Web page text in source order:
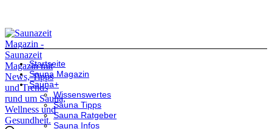
Startseite
Sauna Magazin
Sauna+
Wissenswertes
Sauna Tipps
Sauna Ratgeber
Sauna Infos